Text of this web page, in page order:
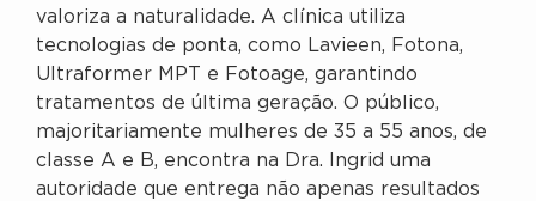
valoriza a naturalidade. A clínica utiliza
tecnologias de ponta, como Lavieen, Fotona,
Ultraformer MPT e Fotoage, garantindo
tratamentos de última geração. O público,
majoritariamente mulheres de 35 a 55 anos, de
classe A e B, encontra na Dra. Ingrid uma
autoridade que entrega não apenas resultados